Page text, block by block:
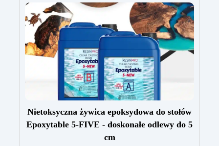
Nietoksyczna żywica epoksydowa do stołów
Epoxytable 5-FIVE - doskonałe odlewy do 5
cm